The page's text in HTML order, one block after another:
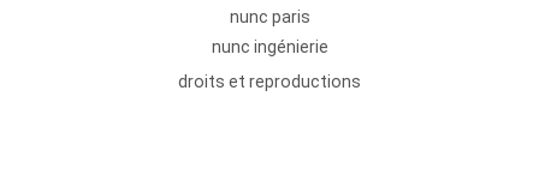
nunc paris
nunc ingénierie
droits et reproductions